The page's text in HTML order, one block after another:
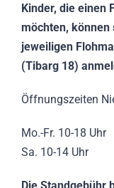
Kinder, die einen
möchten, können
jeweiligen
(Tibarg 18)
Öffnungszeiten
Mo.-Fr. 10-18 Uhr
Sa. 10-14 Uhr